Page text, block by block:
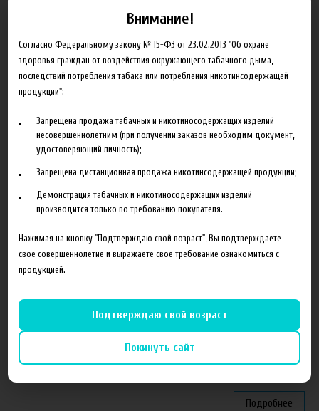
Новинка HeroesFarm
Ароматизаторы Xian Taima в наличии
Новая линейка жидкостей Time Travel Machine
Поступление ароматизаторов XianTaima
Новинка. Новые наборы в линейке Heroes Farm.
Подробнее
Партнеры
"ZEUS", г. Санкт-Петербург
VapeReserve, г. Ульяновск
Vape Band, г. Казань
Подробнее
Внимание!
Согласно Федеральному закону № 15-ФЗ от 23.02.2013 "Об охране
здоровья граждан от воздействия окружающего табачного дыма,
последствий потребления табака или потребления никотинсодержащей
продукции":
Запрещена продажа табачных и никотиносодержащих изделий
несовершеннолетним (при получении заказов необходим документ,
удостоверяющий личность);
Запрещена дистанционная продажа никотинсодержащей продукции;
Демонстрация табачных и никотиносодержащих изделий
производится только по требованию покупателя.
Нажимая на кнопку "Подтверждаю свой возраст", Вы подтверждаете
свое совершеннолетие и выражаете свое требование ознакомиться с
продукцией.
Подтверждаю свой возраст
Покинуть сайт